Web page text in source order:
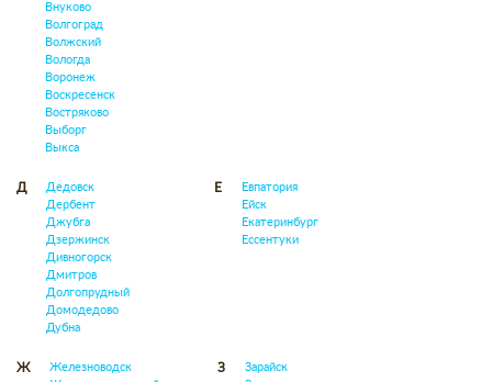
Внуково
Волгоград
Волжский
Вологда
Воронеж
Воскресенск
Востряково
Выборг
Выкса
Д
Дедовск
Дербент
Джубга
Дзержинск
Дивногорск
Дмитров
Долгопрудный
Домодедово
Дубна
Е
Евпатория
Ейск
Екатеринбург
Ессентуки
Ж
Железноводск
З
Зарайск